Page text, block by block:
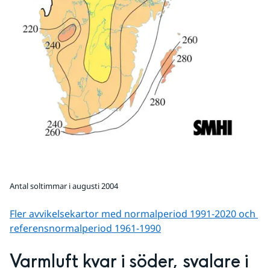
Antal soltimmar i augusti 2004
Fler avvikelsekartor med normalperiod 1991-2020 och
referens­normalperiod 1961-1990
Varmluft kvar i söder, svalare i